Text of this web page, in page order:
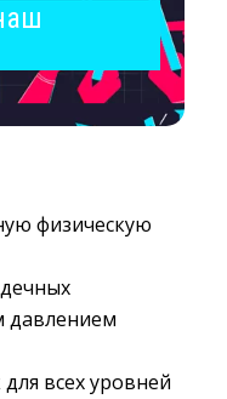
физическую
давлением
всех уровней